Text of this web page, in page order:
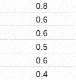
0.8
0.6
0.6
0.5
0.6
0.4